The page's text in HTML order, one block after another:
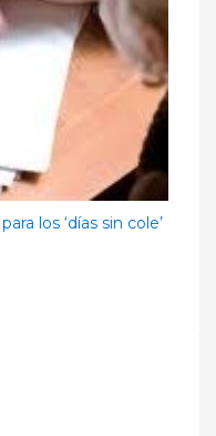
los ‘días sin cole’